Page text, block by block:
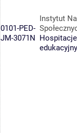
0101-PED-
JM-3071N
Instytut